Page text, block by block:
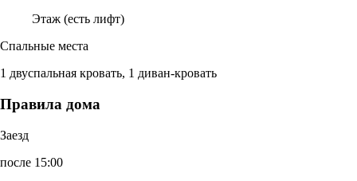
Этаж (есть лифт)
Спальные места
1 двуспальная кровать, 1 диван-кровать
Правила дома
Заезд
после 15:00